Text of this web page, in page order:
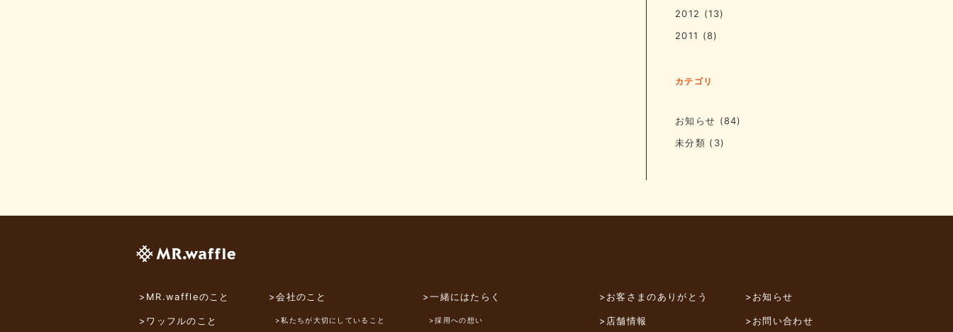
2012 (13)
2011 (8)
カテゴリ
お知らせ (84)
未分類 (3)
>MR.waffleのこと
>ワッフルのこと
>会社のこと
>私たちが大切にしていること
>一緒にはたらく
>採用への想い
>お客さまのありがとう
>店舗情報
>お知らせ
>お問い合わせ